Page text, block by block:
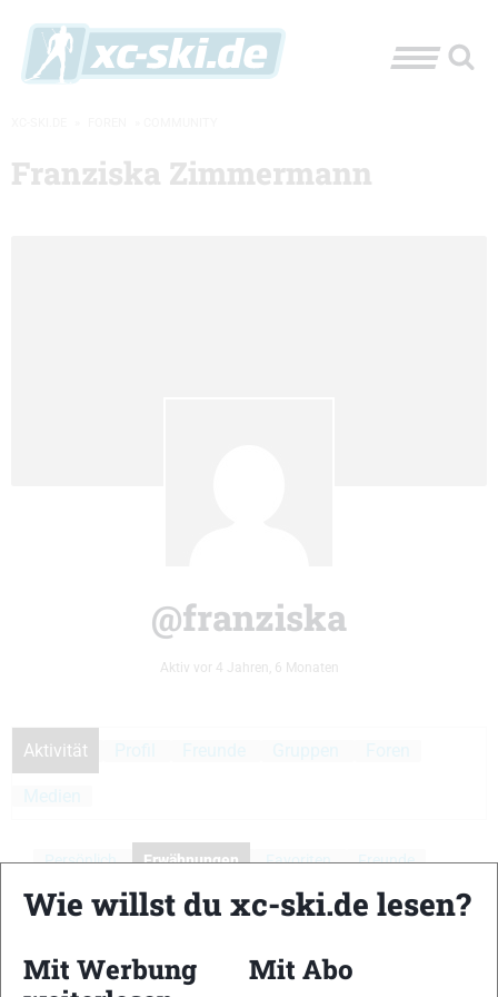
Franziska Zimmermann
@franziska
Aktiv vor 4 Jahren, 6 Monaten
Aktivität
Persönlich Erwähnungen Favoriten
Freunde
Gruppen
Aktivitäten der Mitglieder
Wie willst du xc-ski.de lesen?
Mit Werbung
Mit Abo